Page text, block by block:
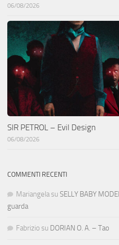
06/08/2026
SIR PETROL – Evil Design
06/08/2026
COMMENTI RECENTI
Mariangela su SELLY BABY
guarda
Fabrizio su DORIAN O. A. – Tao